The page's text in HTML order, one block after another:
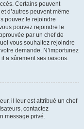
Certains peuvent
d’autres peuvent même
pouvez le rejoindre
pouvez rejoindre le
par un chef de
vous souhaitez rejoindre
demande. N’importunez
a sûrement ses raisons.
il leur est attribué un chef
contactez
message privé.